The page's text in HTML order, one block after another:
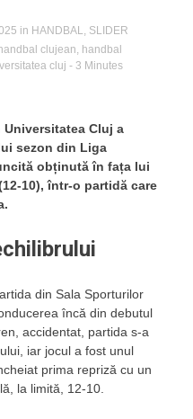
in HANDBAL
SLIDER
clujean handbal
cluj - 3 Minutes
Cluj a
sezon din Liga
obținută în fața lui
10), într-o partidă care
din Sala Sporturilor
încă din debutul
accidentat, partida s-a
iar jocul a fost unul
prima repriză cu un
la limită, 12-10.